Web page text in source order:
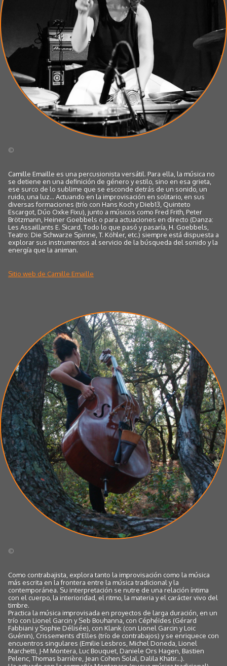
©
Camille Emaille es una percusionista versátil. Para ella, la música no
se detiene en una definición de género y estilo, sino en esa grieta,
ese surco de lo sublime que se esconde detrás de un sonido, un
ruido, una luz... Actuando en la improvisación en solitario, en sus
diversas formaciones (trío con Hans Koch y Dieb13, Quinteto
Escargot, Dúo Oxke Fixu), junto a músicos como Fred Frith, Peter
Brötzmann, Heiner Goebbels o para actuaciones en directo (Danza:
Les Assaillants E. Sicard, Todo lo que pasó y pasaría, H. Goebbels,
Teatro: Die Schwarze Spinne, T. Köhler, etc.) siempre está dispuesta a
explorar sus instrumentos al servicio de la búsqueda del sonido y la
energía que la animan.
Sitio web de Camille Emaille
©
Como contrabajista, explora tanto la improvisación como la música
más escrita en la frontera entre la música tradicional y la
contemporánea. Su interpretación se nutre de una relación íntima
con el cuerpo, la interioridad, el ritmo, la materia y el carácter vivo del
timbre.
Practica la música improvisada en proyectos de larga duración, en un
trío con Lionel Garcin y Seb Bouhanna, con Céphéïdes (Gérard
Fabbiani y Sophie Délisée), con Klank (con Lionel Garcin y Loic
Guénin), Crissements d'Elles (trío de contrabajos) y se enriquece con
encuentros singulares (Emilie Lesbros, Michel Doneda, Lionel
Marchetti, J-M Montera, Luc Bouquet, Daniele Ors Hagen, Bastien
Pelenc, Thomas barrière, Jean Cohen Solal, Dalila Khatir...).